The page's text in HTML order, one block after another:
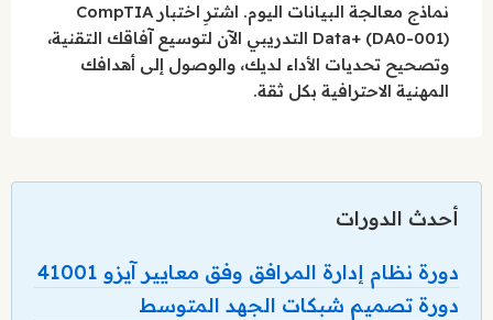
نماذج معالجة البيانات اليوم. اشترِ اختبار CompTIA
Data+ (DA0-001) التدريبي الآن لتوسيع آفاقك التقنية،
وتصحيح تحديات الأداء لديك، والوصول إلى أهدافك
المهنية الاحترافية بكل ثقة.
أحدث الدورات
دورة نظام إدارة المرافق وفق معايير آيزو 41001
دورة تصميم شبكات الجهد المتوسط